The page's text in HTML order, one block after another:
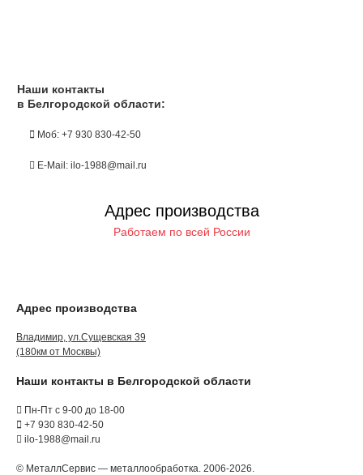
Наши контакты
в Белгородской области:
Моб: +7 930 830-42-50
E-Mail: ilo-1988@mail.ru
Адрес производства
Работаем по всей России
Адрес производства
Владимир, ул.Сущевская 39
(180км от Москвы)
Наши контакты в Белгородской области
Пн-Пт с 9-00 до 18-00
+7 930 830-42-50
ilo-1988@mail.ru
© МеталлСервис — металлообработка. 2006-2026.